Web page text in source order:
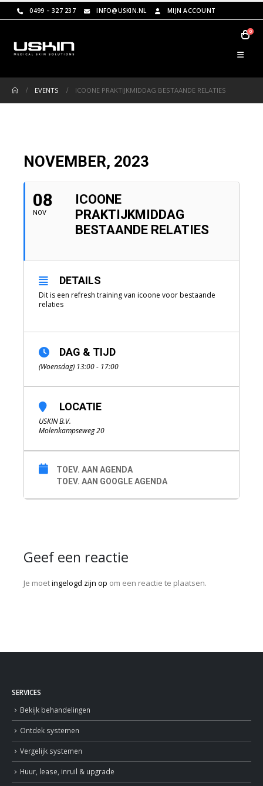
0499 – 327 237 INFO@USKIN.NL MIJN ACCOUNT
0
EVENTS ICOONE PRAKTIJKMIDDAG BESTAANDE RELATIES
NOVEMBER, 2023
08
NOV
ICOONE
PRAKTIJKMIDDAG
BESTAANDE RELATIES
DETAILS
Dit is een refresh training van icoone voor bestaande
relaties
DAG & TIJD
(Woensdag) 13:00 - 17:00
LOCATIE
USKIN B.V.
Molenkampseweg 20
TOEV. AAN AGENDA
TOEV. AAN GOOGLE AGENDA
Geef een reactie
Je moetingelogd zijn op om een reactie te plaatsen.
SERVICES
Bekijk behandelingen
Ontdek systemen
Vergelijk systemen
Huur, lease, inruil & upgrade